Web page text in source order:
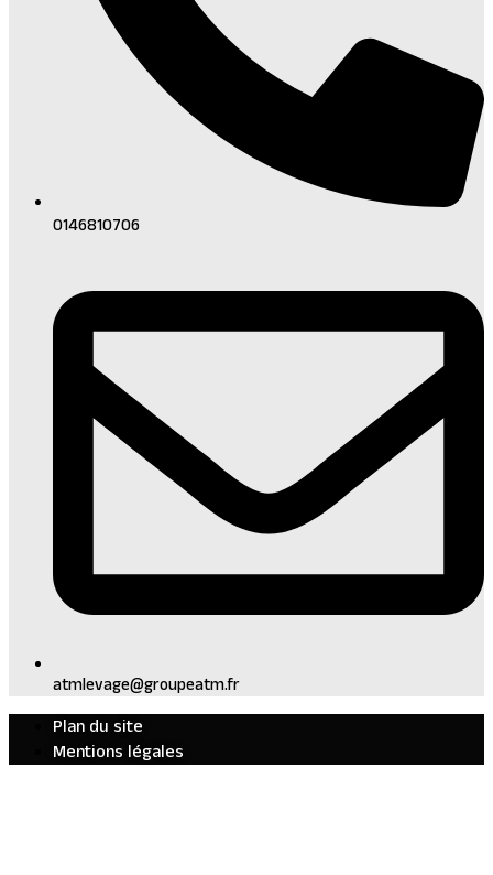
0146810706
atmlevage@groupeatm.fr
Plan du site
Mentions légales